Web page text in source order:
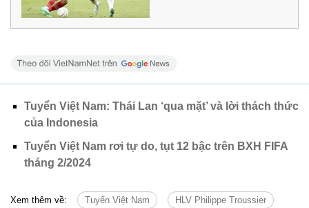
Tuyển Việt Nam: Thái Lan ‘qua mặt’ và lời thách thức
của Indonesia
Tuyển Việt Nam rơi tự do, tụt 12 bậc trên BXH FIFA
tháng 2/2024
Xem thêm về: Tuyển Việt Nam HLV Philippe Troussier